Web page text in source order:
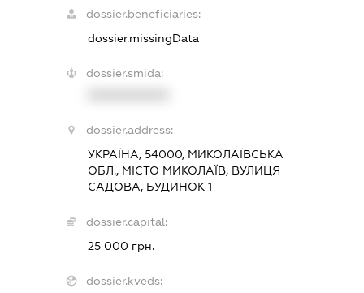
dossier.beneficiaries:
dossier.missingData
dossier.smida:
dossier.address:
УКРАЇНА, 54000, МИКОЛАЇВСЬКА
ОБЛ., МІСТО МИКОЛАЇВ, ВУЛИЦЯ
САДОВА, БУДИНОК 1
dossier.capital:
25 000 грн.
dossier.kveds: